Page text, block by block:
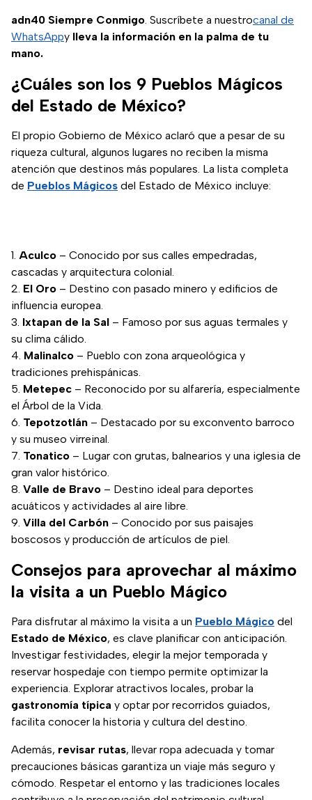
adn40 Siempre Conmigo. Suscríbete a nuestrocanal de
WhatsAppy lleva la información en la palma de tu
mano.
¿Cuáles son los 9 Pueblos Mágicos
del Estado de México?
El propio Gobierno de México aclaró que a pesar de su
riqueza cultural, algunos lugares no reciben la misma
atención que destinos más populares. La lista completa
de Pueblos Mágicos del Estado de México incluye:
Aculco – Conocido por sus calles empedradas,
cascadas y arquitectura colonial.
El Oro – Destino con pasado minero y edificios de
influencia europea.
Ixtapan de la Sal – Famoso por sus aguas termales y
su clima cálido.
Malinalco – Pueblo con zona arqueológica y
tradiciones prehispánicas.
Metepec – Reconocido por su alfarería, especialmente
el Árbol de la Vida.
Tepotzotlán – Destacado por su exconvento barroco
y su museo virreinal.
Tonatico – Lugar con grutas, balnearios y una iglesia de
gran valor histórico.
Valle de Bravo – Destino ideal para deportes
acuáticos y actividades al aire libre.
Villa del Carbón – Conocido por sus paisajes
boscosos y producción de artículos de piel.
Consejos para aprovechar al máximo
la visita a un Pueblo Mágico
Para disfrutar al máximo la visita a un Pueblo Mágico del
Estado de México, es clave planificar con anticipación.
Investigar festividades, elegir la mejor temporada y
reservar hospedaje con tiempo permite optimizar la
experiencia. Explorar atractivos locales, probar la
gastronomía típica y optar por recorridos guiados,
facilita conocer la historia y cultura del destino.
Además, revisar rutas, llevar ropa adecuada y tomar
precauciones básicas garantiza un viaje más seguro y
cómodo. Respetar el entorno y las tradiciones locales